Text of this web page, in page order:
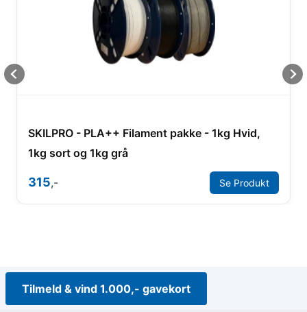
SKILPRO - PLA++ Filament pakke - 1kg Hvid,
1kg sort og 1kg grå
315,- Se Produkt
Tilmeld & vind 1.000,- gavekort